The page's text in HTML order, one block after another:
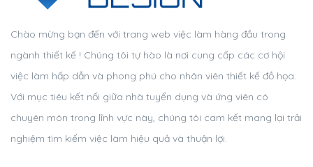
Chào mừng bạn đến với trang web việc làm hàng đầu trong
ngành thiết kế ! Chúng tôi tự hào là nơi cung cấp các cơ hội
việc làm hấp dẫn và phong phú cho nhân viên thiết kế đồ họa.
Với mục tiêu kết nối giữa nhà tuyển dụng và ứng viên có
chuyên môn trong lĩnh vực này, chúng tôi cam kết mang lại trải
nghiệm tìm kiếm việc làm hiệu quả và thuận lợi.